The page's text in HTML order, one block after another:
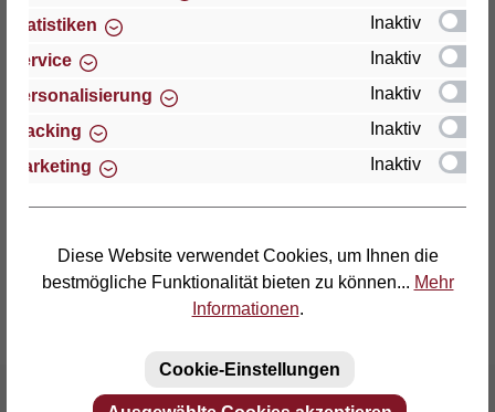
D-27432 Bremervörde
Telefon: (04761) 979-0
E-Mail: info@lattoflex.com
Statistiken
Inaktiv
Service
Inaktiv
Personalisierung
Inaktiv
Tracking
Inaktiv
Marketing
Inaktiv
Diese Website verwendet Cookies, um Ihnen die
bestmögliche Funktionalität bieten zu können... Mehr
Informationen.
Cookie-Einstellungen